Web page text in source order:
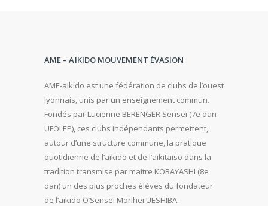
AME – AÏKIDO MOUVEMENT ÉVASION
AME-aikido est une fédération de clubs de l’ouest
lyonnais, unis par un enseignement commun.
Fondés par Lucienne BERENGER Senseï (7e dan
UFOLEP), ces clubs indépendants permettent,
autour d’une structure commune, la pratique
quotidienne de l’aïkido et de l’aikitaiso dans la
tradition transmise par maitre KOBAYASHI (8e
dan) un des plus proches élèves du fondateur
de l’aikido O’Sensei Morihei UESHIBA.